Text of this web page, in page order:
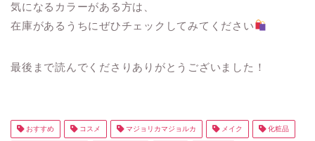
気になるカラーがある方は、
在庫があるうちにぜひチェックしてみてください
最後まで読んでくださりありがとうございました！
おすすめ コスメ マジョリカマジョルカ メイク 化粧品